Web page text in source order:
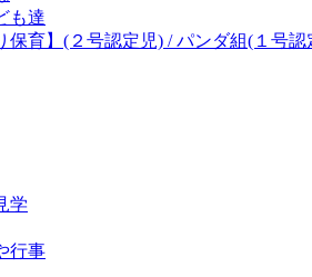
も達
保育】(２号認定児) / パンダ組(１号
学
行事